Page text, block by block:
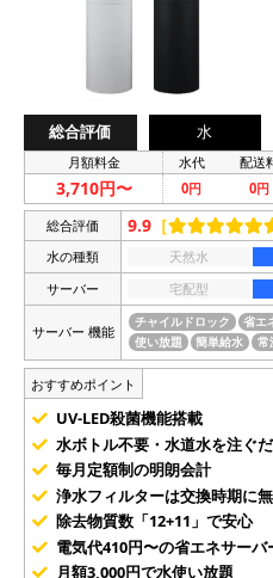
総合評価 水
月額料金 水代 配送
3,710円〜 0円 0円
総合評価 9.9 ［
水の種類 天然水
サーバー
宅配型
サーバー 機能
チャイルドロック 省エ
使い放題
簡単給水 常
おすすめポイント
UV-LED殺菌機能搭載
水ボトル不要・水道水を注ぐ
毎月定額制の明朗会計
浄水フィルターは交換時期に
除去物質数「12+11」で安心
電気代410円〜の省エネサーバ
月額3,000円で水使い放題